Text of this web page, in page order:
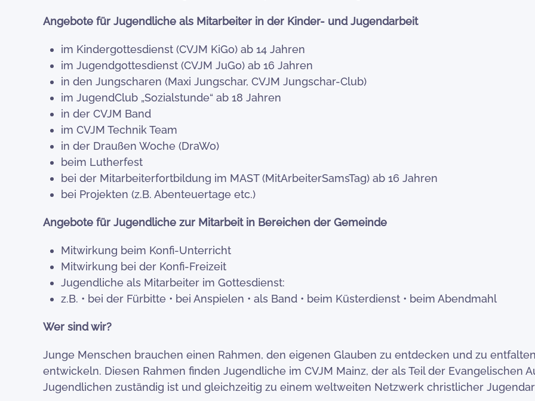
Angebote für Jugendliche als Mitarbeiter in der Kinder- und Jugendarbeit
im Kindergottesdienst (CVJM KiGo) ab 14 Jahren
im Jugendgottesdienst (CVJM JuGo) ab 16 Jahren
in den Jungscharen (Maxi Jungschar, CVJM Jungschar-Club)
im JugendClub „Sozialstunde“ ab 18 Jahren
in der CVJM Band
im CVJM Technik Team
in der Draußen Woche (DraWo)
beim Lutherfest
bei der Mitarbeiterfortbildung im MAST (MitArbeiterSamsTag) ab 16 Jahren
bei Projekten (z.B. Abenteuertage etc.)
Angebote für Jugendliche zur Mitarbeit in Bereichen der Gemeinde
Mitwirkung beim Konfi-Unterricht
Mitwirkung bei der Konfi-Freizeit
Jugendliche als Mitarbeiter im Gottesdienst:
z.B. • bei der Fürbitte • bei Anspielen • als Band • beim Küsterdienst • beim Abendmahl
Wer sind wir?
Junge Menschen brauchen einen Rahmen, den eigenen Glauben zu entdecken und zu
entwickeln. Diesen Rahmen finden Jugendliche im CVJM Mainz, der als Teil der Evangelischen
Jugendlichen zuständig ist und gleichzeitig zu einem weltweiten Netzwerk christlicher